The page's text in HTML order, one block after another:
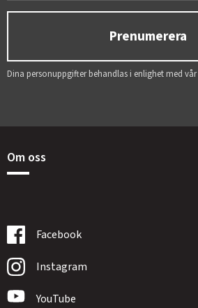
Prenumerera
Dina personuppgifter behandlas i enlighet med vår
Om oss
Facebook
Instagram
YouTube